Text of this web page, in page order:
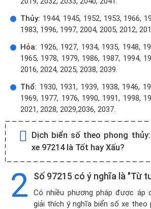
Thủy: 1944, 1945, 1952, 1953, 1966,
1983, 1996, 1997, 2004, 2005, 2012,
Hỏa: 1926, 1927, 1934, 1935, 1948,
1965, 1978, 1979, 1986, 1987, 1994,
2016, 2024, 2025, 2038, 2039.
Thổ: 1930, 1931, 1939, 1938, 1946,
1969, 1977, 1976, 1990, 1991, 1998,
2021, 2028, 2029,2036, 2037.
Dịch biển số theo phong thủy:
xe 97214 là Tốt hay Xấu?
2 Số 97215 có ý nghĩa là "Từ
Có nhiều phương pháp được áp
giải thích ý nghĩa biển số xe theo